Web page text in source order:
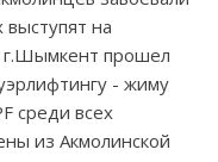
на
г.Шымкент прошел
- жиму
среди всех
из Акмолинской